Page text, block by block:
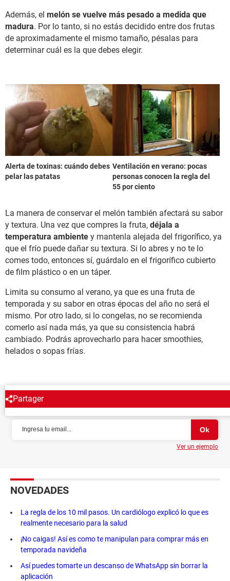
Además, el melón se vuelve más pesado a medida que
madura. Por lo tanto, si no estás decidido entre dos frutas
de aproximadamente el mismo tamaño, pésalas para
determinar cuál es la que debes elegir.
Alerta de toxinas: cuándo debes
pelar las patatas
Ventilación en verano: pocas
personas conocen la regla del
55 por ciento
La manera de conservar el melón también afectará su sabor
y textura. Una vez que compres la fruta, déjala a
temperatura ambiente y mantenla alejada del frigorífico, ya
que el frío puede dañar su textura. Si lo abres y no te lo
comes todo, entonces sí, guárdalo en el frigorífico cubierto
de film plástico o en un táper.
Limita su consumo al verano, ya que es una fruta de
temporada y su sabor en otras épocas del año no será el
mismo. Por otro lado, si lo congelas, no se recomienda
comerlo así nada más, ya que su consistencia habrá
cambiado. Podrás aprovecharlo para hacer smoothies,
helados o sopas frías.
Partager
NEWSLETTER
Ver un ejemplo
NOVEDADES
La regla de los 10 mil pasos. Un cardiólogo explicó lo que es
realmente necesario para la salud
¡No caigas! Así es como te manipulan para comprar más en
temporada navideña
Así puedes tomarte un descanso de WhatsApp sin borrar la
aplicación